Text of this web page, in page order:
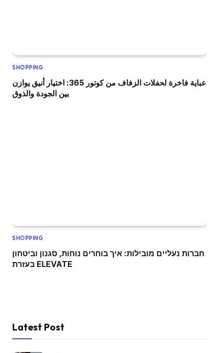
SHOPPING
عباية فاخرة لحفلات الزفاف من كوتور 365: اختيار أنيق يوازن
بين الجودة والذوق
SHOPPING
חברות נעליים מובילות: איך בוחרים נוחות, סגנון וביטחון
בעזרת ELEVATE
Latest Post